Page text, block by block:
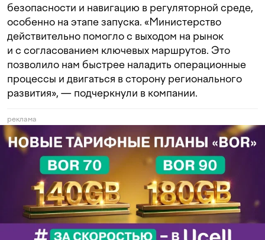
безопасности и навигацию в регуляторной среде,
особенно на этапе запуска. «Министерство
действительно помогло с выходом на рынок
и с согласованием ключевых маршрутов. Это
позволило нам быстрее наладить операционные
процессы и двигаться в сторону регионального
развития», — подчеркнули в компании.
реклама